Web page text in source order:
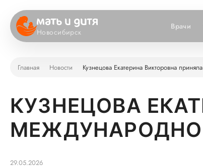
Новосибирск
Врачи
Главная Новости Кузнецова Екатерина Викторовна
КУЗНЕЦОВА
29.05.2026